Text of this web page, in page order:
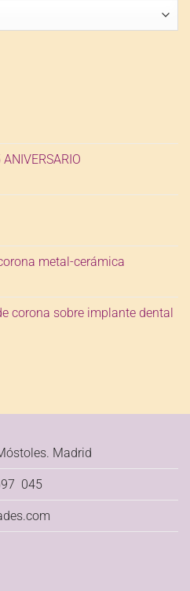
metal-cerámica
corona sobre implante dental
Madrid
045